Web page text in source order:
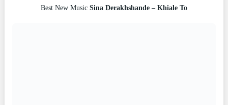
Best New MusicSina Derakhshande – Khiale To